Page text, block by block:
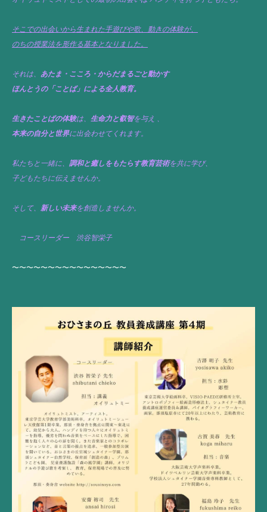
そこでの出会いから生まれた手遊びや歌、動きの体験が、
のちの授業法を形作る基本となりました。
それは、 あたま・こころ・からだまるごと動かす
ほんとうの「ことば」による全人教育。
生きたことばの体験は、 生命力と叡智を与え 、
本来の自分と世界に出会わせてくれます。
私たちと一緒に、 調和と癒しをもたらす教育芸術を共に学び、
子どもたちに伝えませんか。
そして、 新しい未来を創造しませんか。
コースリーダー 渋谷智栄子
〜〜〜〜〜〜〜〜〜〜〜〜〜〜〜〜